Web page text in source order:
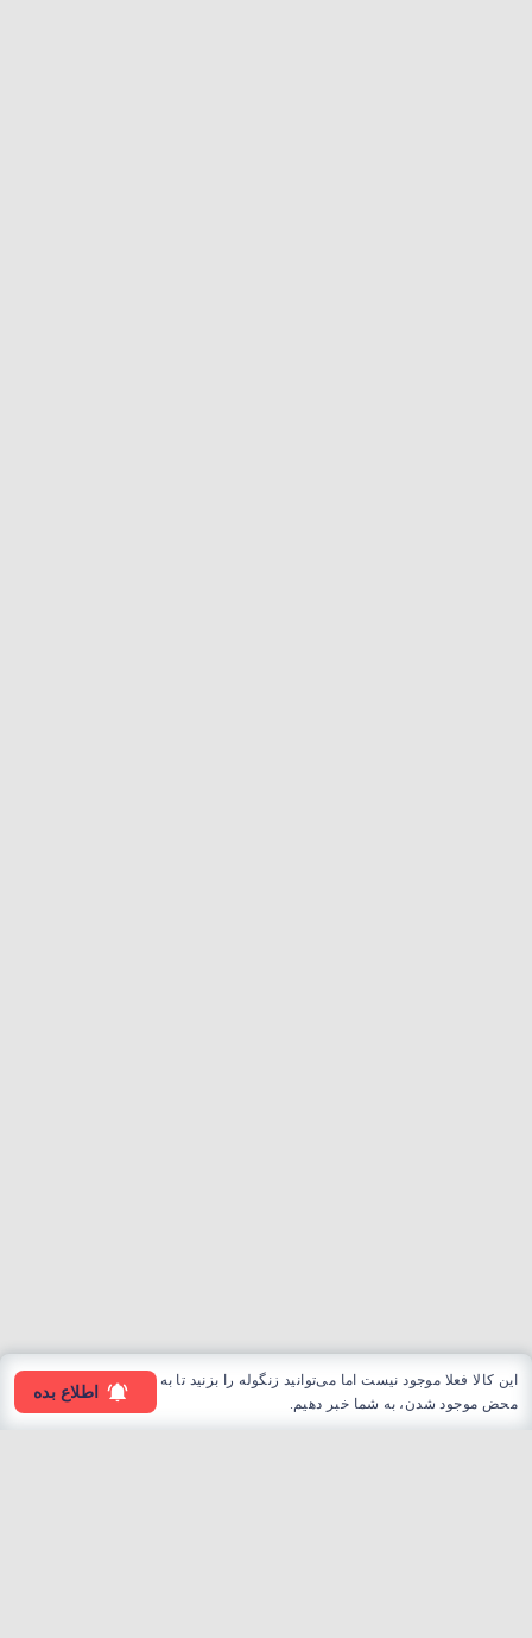
این کالا فعلا موجود نیست اما می‌توانید زنگوله را بزنید تا به
محض موجود شدن، به شما خبر دهیم.
اطلاع بده